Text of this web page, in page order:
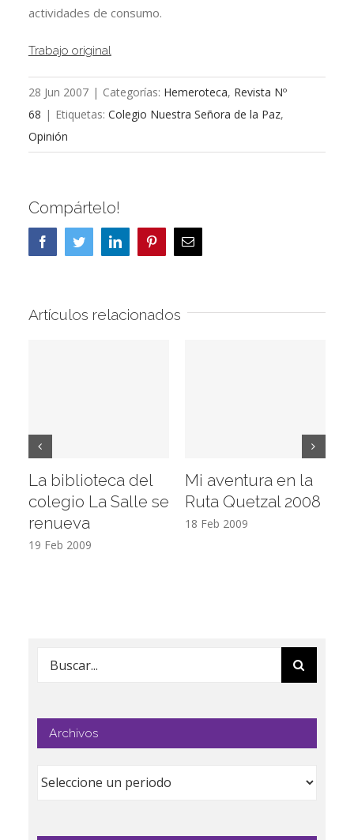
actividades de consumo.
Trabajo original
28 Jun 2007 | Categorías: Hemeroteca, Revista Nº
68 | Etiquetas: Colegio Nuestra Señora de la Paz,
Opinión
Compártelo!
FacebookTwitterLinkedInPinterestCorreo
electrónico
Artículos relacionados
La biblioteca del
colegio La Salle se
renueva
19 Feb 2009
Mi aventura en la
Ruta Quetzal 2008
18 Feb 2009
Buscar:
Archivos